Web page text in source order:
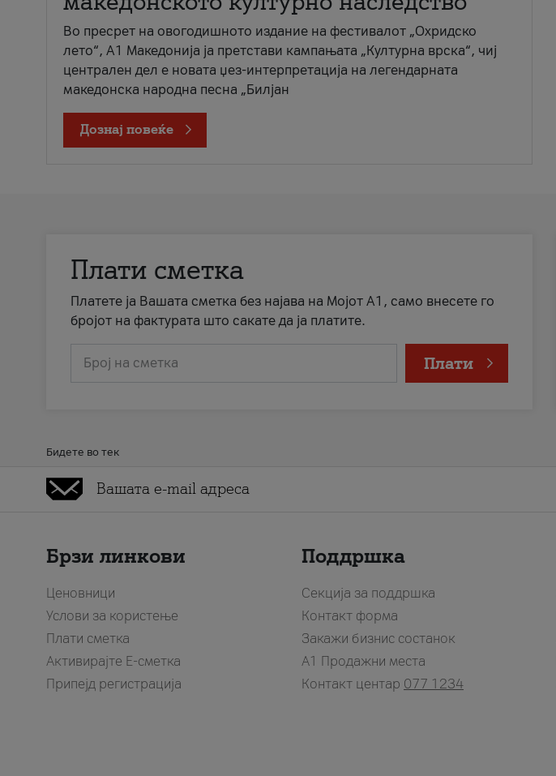
Во пресрет на овогодишното издание на фестивалот „Охридско
лето“, А1 Македонија ја претстави кампањата „Културна врска“, чиј
централен дел е новата џез-интерпретација на легендарната
македонска народна песна „Билјан
Дознај повеќе
Плати сметка
Платете ја Вашата сметка без најава на Мојот А1, само внесете го
бројот на фактурата што сакате да ја платите.
Број на сметка Плати
Бидете во тек
Брзи линкови
Ценовници
Услови за користење
Плати сметка
Активирајте Е-сметка
Припејд регистрација
Поддршка
Секција за поддршка
Контакт форма
Закажи бизнис состанок
A1 Продажни места
Контакт центар 077 1234